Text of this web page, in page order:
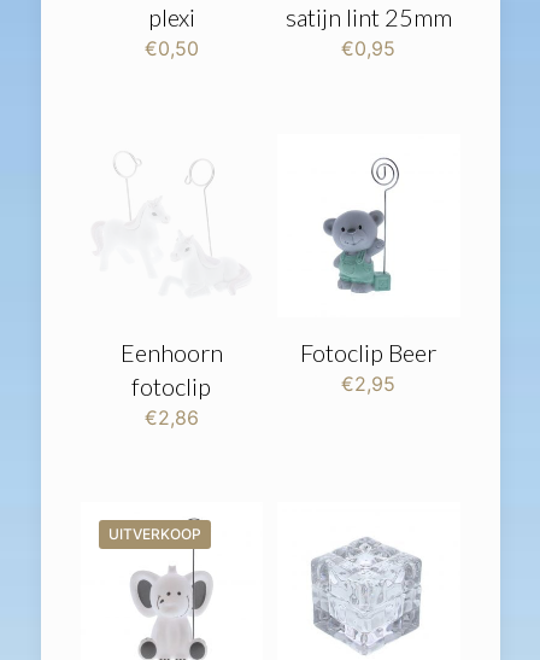
plexi
€0,50
satijn lint 25mm
€0,95
Eenhoorn
fotoclip
€2,86
Fotoclip Beer
€2,95
UITVERKOOP